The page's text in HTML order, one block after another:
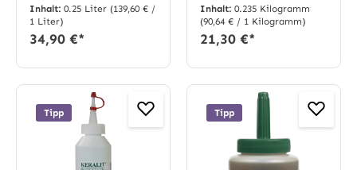
Inhalt: 0.25 Liter (139,60 € /
1 Liter)
34,90 €*
Inhalt: 0.235 Kilogramm
(90,64 € / 1 Kilogramm)
21,30 €*
Tipp Tipp